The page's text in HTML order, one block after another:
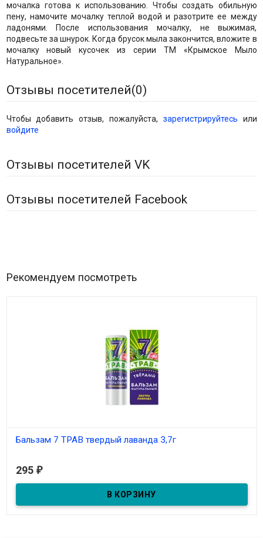
мочалка готова к использованию. Чтобы создать обильную
пену, намочите мочалку теплой водой и разотрите ее между
ладонями. После использования мочалку, не выжимая,
подвесьте за шнурок. Когда брусок мыла закончится, вложите в
мочалку новый кусочек из серии ТМ «Крымское Мыло
Натуральное».
Отзывы посетителей(0)
Чтобы добавить отзыв, пожалуйста, зарегистрируйтесь или
войдите
Отзывы посетителей VK
Отзывы посетителей Facebook
Рекомендуем посмотреть
Бальзам 7 ТРАВ твердый лаванда 3,7г
295 ₽